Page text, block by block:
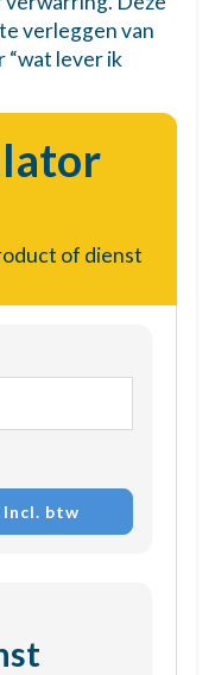
verleggen van
“wat lever ik
of dienst
Incl. btw